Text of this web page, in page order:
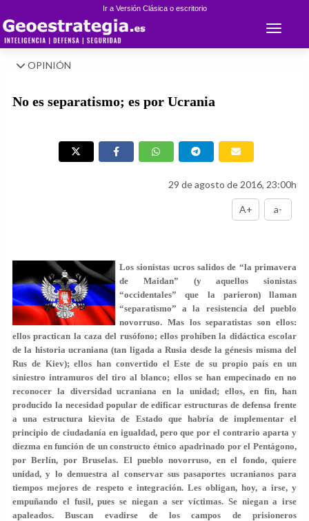
Ir a Versión Clásica o escritorio
Toggle
OPINIÓN
No es separatismo; es por Ucrania
29 de agosto de 2016, 23:00h
A+ a-
Los sionistas ucros salidos de “la primavera
de Maidan” (y aquellos sionistas
“occidentales” que la parieron) llaman
“separatismo” a la resistencia del pueblo
novorruso. Mas los separatistas son ellos:
ellos practican la caza del rusófono; ellos prohíben la didáctica escolar
de la historia ucraniana (tan ligada a Rusia desde la génesis misma del
Rus de Kiev); ellos han convertido el Este de su propio país en un
siniestro intramuros del tiro al blanco; ellos se han empecinado en no
reconocer la diversidad ucraniana en la unidad; ellos, en fin, han
producido la necesidad popular de edificar estructuras de defensa frente
a una estructura kievita de Estado que habría de implementar el
principio de ciudadanía en igualdad, pero que por el contrario aparta y
diezma en función de un constructo étnico apadrinado por el Pentágono,
por Berlín, por Bruselas. El pueblo novorruso, en el fondo, quiere
unidad, y lo demuestra al conservar sus pasaportes ucranianos para
tiempos mejores de respeto e integración. Les obligan, hoy, a irse, y
empuñando el fusil, pues se niegan a ser víctimas. Se niegan a irse
apaleados. Buscan evadirse de los campos de prisioneros